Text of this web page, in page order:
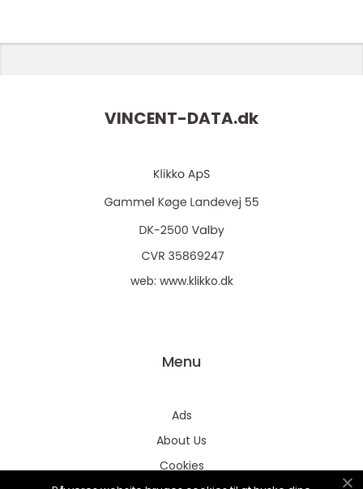
VINCENT-DATA.dk
web: www.klikko.dk
Menu
Ads
About Us
Cookies